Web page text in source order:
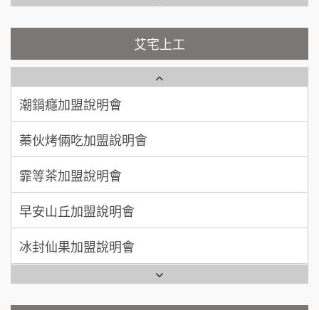
加盟預算
徐 先生/小姐
加盟預算 50萬~75萬
加盟預算
呂 先生/小姐 新竹市
加盟預算 200萬~400萬
艾宅上工
彭富貴加盟說明會
NU PASTA義大利麵加盟說明會
蓁伙烤倆吃加盟說明會
霏等茶加盟說明會
早安山丘加盟說明會
冰封仙果加盟說明會
Ramble Café 漫步藍咖啡加盟說明會
藍象廷泰式火鍋加盟說明會
日十。早午食加盟說明會
上宇林加盟說明會
莫尼早餐Morni加盟說明會
手作功夫茶加盟說明會
SHARE TEA歇腳亭加盟說明會
潮味決-湯滷專門店加盟說明會
鬍子茶加盟說明會